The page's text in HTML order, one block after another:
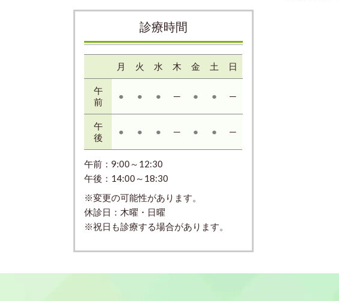
診療時間
月 火 水 木 金 土 日
午
前
● ● ● ─ ● ● ─
午
後
● ● ● ─ ● ● ─
午前：9:00～12:30
午後：14:00～18:30
※変更の可能性があります。
休診日：木曜・日曜
※祝日も診療する場合があります。